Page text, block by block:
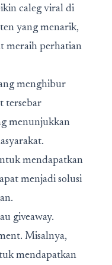
caleg viral di
yang menarik,
meraih perhatian
menghibur
tersebar
menunjukkan
mendapatkan
menjadi solusi
giveaway.
Misalnya,
mendapatkan